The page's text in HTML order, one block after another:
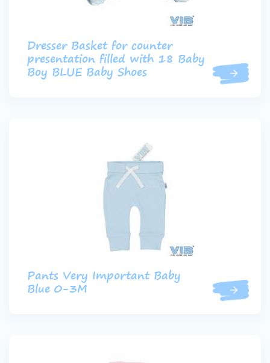
Dresser Basket for counter
presentation filled with 18 Baby
Boy BLUE Baby Shoes
Pants Very Important Baby
Blue 0-3M